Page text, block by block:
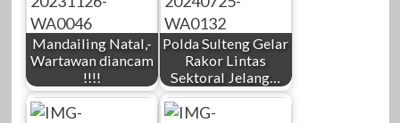
Mandailing Natal,-
Wartawan diancam
!!!!
Polda Sulteng Gelar
Rakor Lintas
Sektoral Jelang…